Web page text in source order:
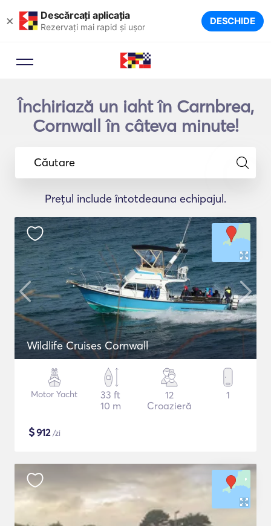
× Descărcați aplicația
Rezervați mai rapid și ușor DESCHIDE
Închiriază un iaht în Carnbrea,
Cornwall în câteva minute!
Căutare
Prețul include întotdeauna echipajul.
Wildlife Cruises Cornwall
Motor Yacht
33 ft
10 m
12
Croazieră
1
$912/zi